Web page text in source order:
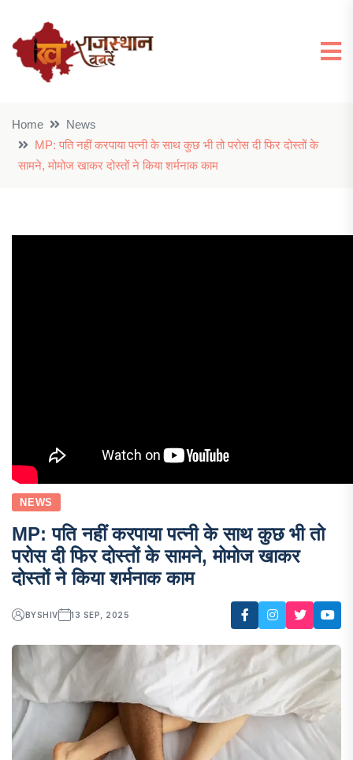
Home
News
MP: पति नहीं करपाया पत्नी के साथ कुछ भी तो परोस दी फिर दोस्तों के
सामने, मोमोज खाकर दोस्तों ने किया शर्मनाक काम
NEWS
MP: पति नहीं करपाया पत्नी के साथ कुछ भी तो
परोस दी फिर दोस्तों के सामने, मोमोज खाकर
दोस्तों ने किया शर्मनाक काम
BYSHIV 13 SEP, 2025